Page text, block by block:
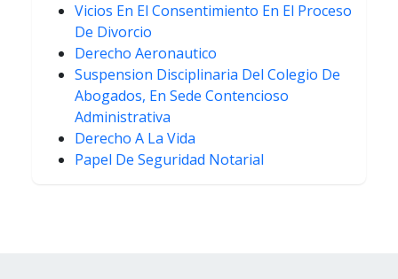
Vicios En El Consentimiento En El Proceso
De Divorcio
Derecho Aeronautico
Suspension Disciplinaria Del Colegio De
Abogados, En Sede Contencioso
Administrativa
Derecho A La Vida
Papel De Seguridad Notarial